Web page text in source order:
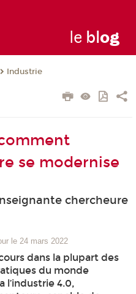
le blog
Industrie
se modernise
chercheure
le 24 mars 2022
dans la plupart des
du monde
l’industrie 4.0,